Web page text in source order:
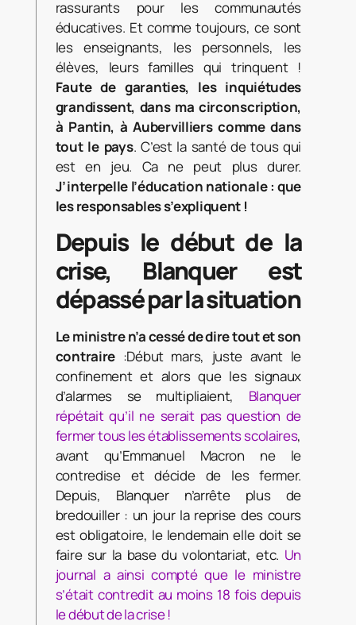
rassurants pour les communautés
éducatives. Et comme toujours, ce sont
les enseignants, les personnels, les
élèves, leurs familles qui trinquent !
Faute de garanties, les inquiétudes
grandissent, dans ma circonscription,
à Pantin, à Aubervilliers comme dans
tout le pays. C’est la santé de tous qui
est en jeu. Ca ne peut plus durer.
J’interpelle l’éducation nationale : que
les responsables s’expliquent !
Depuis le début de la
crise, Blanquer est
dépassé par la situation
Le ministre n’a cessé de dire tout et son
contraire :Début mars, juste avant le
confinement et alors que les signaux
d’alarmes se multipliaient, Blanquer
répétait qu’il ne serait pas question de
fermer tous les établissements scolaires,
avant qu’Emmanuel Macron ne le
contredise et décide de les fermer.
Depuis, Blanquer n’arrête plus de
bredouiller : un jour la reprise des cours
est obligatoire, le lendemain elle doit se
faire sur la base du volontariat, etc. Un
journal a ainsi compté que le ministre
s’était contredit au moins 18 fois depuis
le début de la crise !